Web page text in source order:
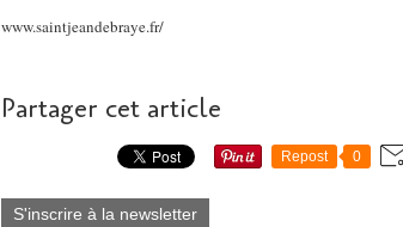
www.saintjeandebraye.fr/
Partager cet article
Repost 0
S'inscrire à la newsletter